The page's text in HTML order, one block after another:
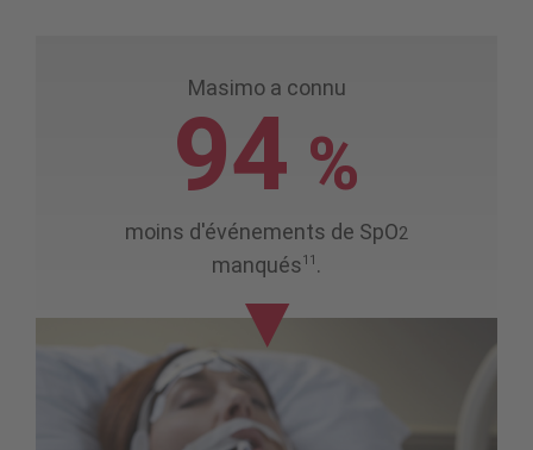
Masimo a connu
94 %
moins d'événements de SpO2
manqués11 .